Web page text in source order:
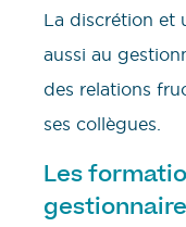
La discrétion et
aussi au
des relations
ses collègues.
Les